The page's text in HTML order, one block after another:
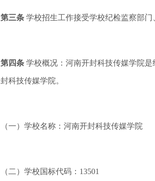
第三条 学校招生工作接受学校纪检监察部
第四条 学校概况：河南开封科技传媒学院
封科技传媒学院。
（一）学校名称：河南开封科技传媒学院
（二）学校国标代码：13501